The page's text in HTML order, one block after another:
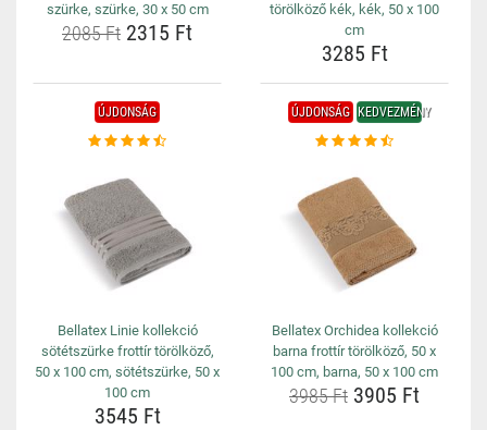
szürke, szürke, 30 x 50 cm
2085 Ft 2315 Ft
törölköző kék, kék, 50 x 100
cm
3285 Ft
ÚJDONSÁG
Bellatex Linie kollekció
sötétszürke frottír törölköző,
50 x 100 cm, sötétszürke, 50 x
100 cm
3545 Ft
ÚJDONSÁG KEDVEZMÉNY
Bellatex Orchidea kollekció
barna frottír törölköző, 50 x
100 cm, barna, 50 x 100 cm
3985 Ft 3905 Ft